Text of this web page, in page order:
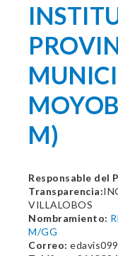
M)
Responsable del
Transparencia:
VILLALOBOS
Nombramiento:
M/GG
Correo: